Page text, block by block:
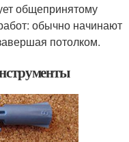
общепринятому
обычно начинают
потолком.